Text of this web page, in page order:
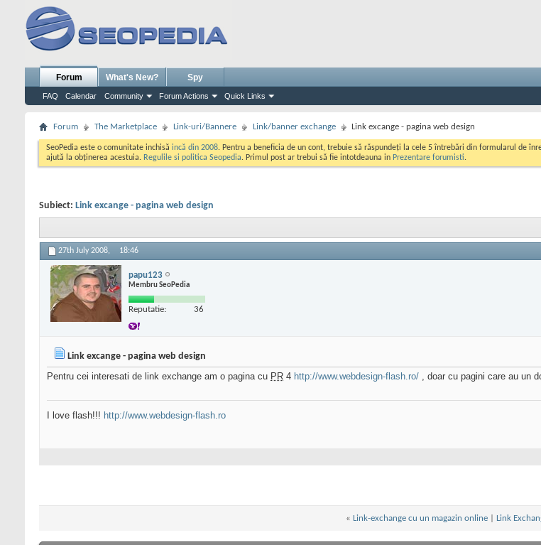
Forum
FAQ Calendar Community Forum Actions Quick Links
What's New? Spy
Forum The Marketplace Link-uri/Bannere Link/banner exchange Link excange - pagina web design
SeoPedia este o comunitate inchisă incă din 2008. Pentru a beneficia de un cont, trebuie să răspundeți la cele 5 întrebări din formularul de
ajută la obținerea acestuia. Regulile si politica Seopedia. Primul post ar trebui să fie intotdeauna in Prezentare forumisti.
Subiect: Link excange - pagina web design
27th July 2008, 18:46
papu123
Membru SeoPedia
Reputatie: 36
Link excange - pagina web design
Pentru cei interesati de link exchange am o pagina cu PR 4 http://www.webdesign-flash.ro/ , doar cu pagini care au un
I love flash!!! http://www.webdesign-flash.ro
« Link-exchange cu un magazin online Link